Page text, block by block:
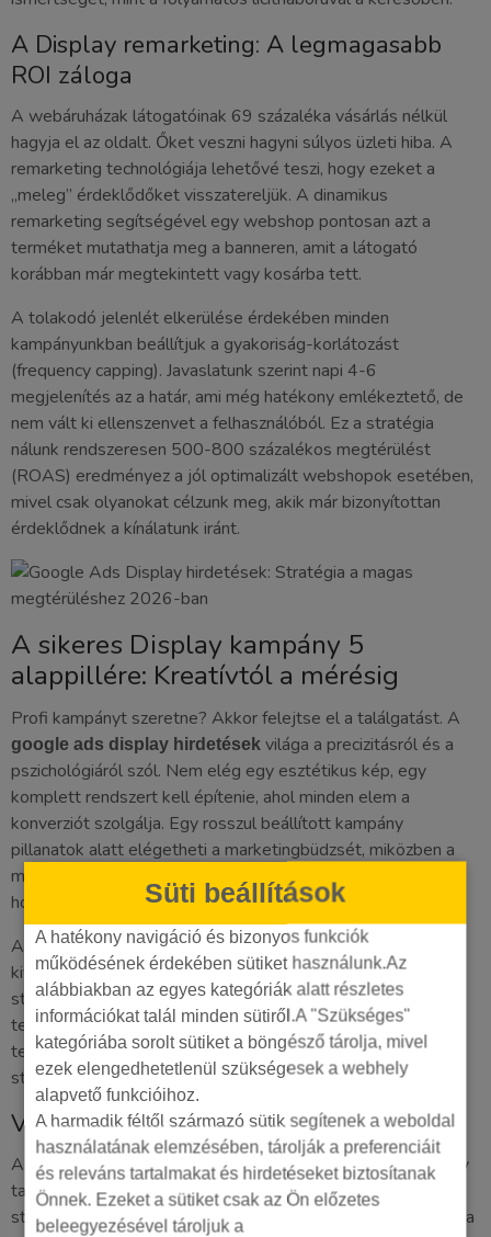
Süti beállítások
A hatékony navigáció és bizonyos funkciók
működésének érdekében sütiket használunk.Az
alábbiakban az egyes kategóriák alatt részletes
információkat talál minden sütiről.A "Szükséges"
kategóriába sorolt sütiket a böngésző tárolja, mivel
ezek elengedhetetlenül szükségesek a webhely
alapvető funkcióihoz.
A harmadik féltől származó sütik segítenek a weboldal
használatának elemzésében, tárolják a preferenciáit
és releváns tartalmakat és hirdetéseket biztosítanak
Önnek. Ezeket a sütiket csak az Ön előzetes
beleegyezésével tároljuk a
A Display remarketing: A legmagasabb
ROI záloga
A webáruházak látogatóinak 69 százaléka vásárlás nélkül
hagyja el az oldalt. Őket veszni hagyni súlyos üzleti hiba. A
remarketing technológiája lehetővé teszi, hogy ezeket a
„meleg” érdeklődőket visszatereljük. A dinamikus
remarketing segítségével egy webshop pontosan azt a
terméket mutathatja meg a banneren, amit a látogató
korábban már megtekintett vagy kosárba tett.
A tolakodó jelenlét elkerülése érdekében minden
kampányunkban beállítjuk a gyakoriság-korlátozást
(frequency capping). Javaslatunk szerint napi 4-6
megjelenítés az a határ, ami még hatékony emlékeztető, de
nem vált ki ellenszenvet a felhasználóból. Ez a stratégia
nálunk rendszeresen 500-800 százalékos megtérülést
(ROAS) eredményez a jól optimalizált webshopok esetében,
mivel csak olyanokat célzunk meg, akik már bizonyítottan
érdeklődnek a kínálatunk iránt.
A sikeres Display kampány 5
alappillére: Kreatívtól a mérésig
Profi kampányt szeretne? Akkor felejtse el a találgatást. A
google ads display hirdetések világa a precizitásról és a
pszichológiáról szól. Nem elég egy esztétikus kép, egy
komplett rendszert kell építenie, ahol minden elem a
konverziót szolgálja. Egy rosszul beállított kampány
pillanatok alatt elégetheti a marketingbüdzsét, miközben a
megfelelő stratégia akár 150 százalékos megtérülést is
hozhat rövid távon.
A siker nem a szerencsén múlik. Öt kritikus területen kell
kiválóan teljesítenie, ha azt akarja, hogy a hirdetései ne csak
statisztikai adatok legyenek, hanem valódi bevételt
termeljenek. A vizualitás, a szövegezés, a technikai mérés, a
tesztelés és az adatelemzés egysége adja meg azt a
stabilitást, amit egy cégvezető elvár a hirdetéseitől.
Vizuális stratégia és szövegírás
A felhasználók átlagosan 1,7 másodperc alatt döntenek egy
tartalom sorsáról görgetés közben. Ezért kellenek a „scroll-
stopper” kreatívok. Használjon erős kontrasztot a háttér és a